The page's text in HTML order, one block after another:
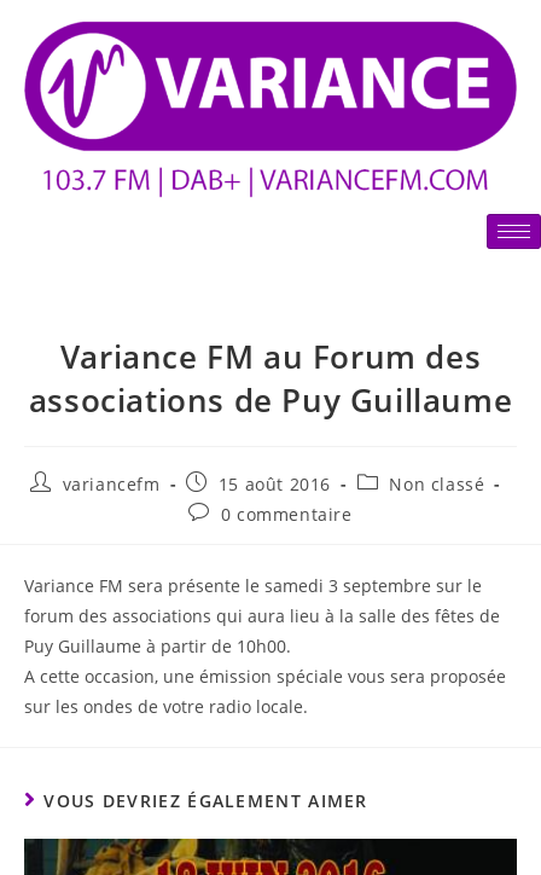
Variance FM au Forum des
associations de Puy Guillaume
variancefm 15 août 2016
Non classé
0 commentaire
Variance FM sera présente le samedi 3 septembre sur le
forum des associations qui aura lieu à la salle des fêtes de
Puy Guillaume à partir de 10h00.
A cette occasion, une émission spéciale vous sera proposée
sur les ondes de votre radio locale.
VOUS DEVRIEZ ÉGALEMENT AIMER